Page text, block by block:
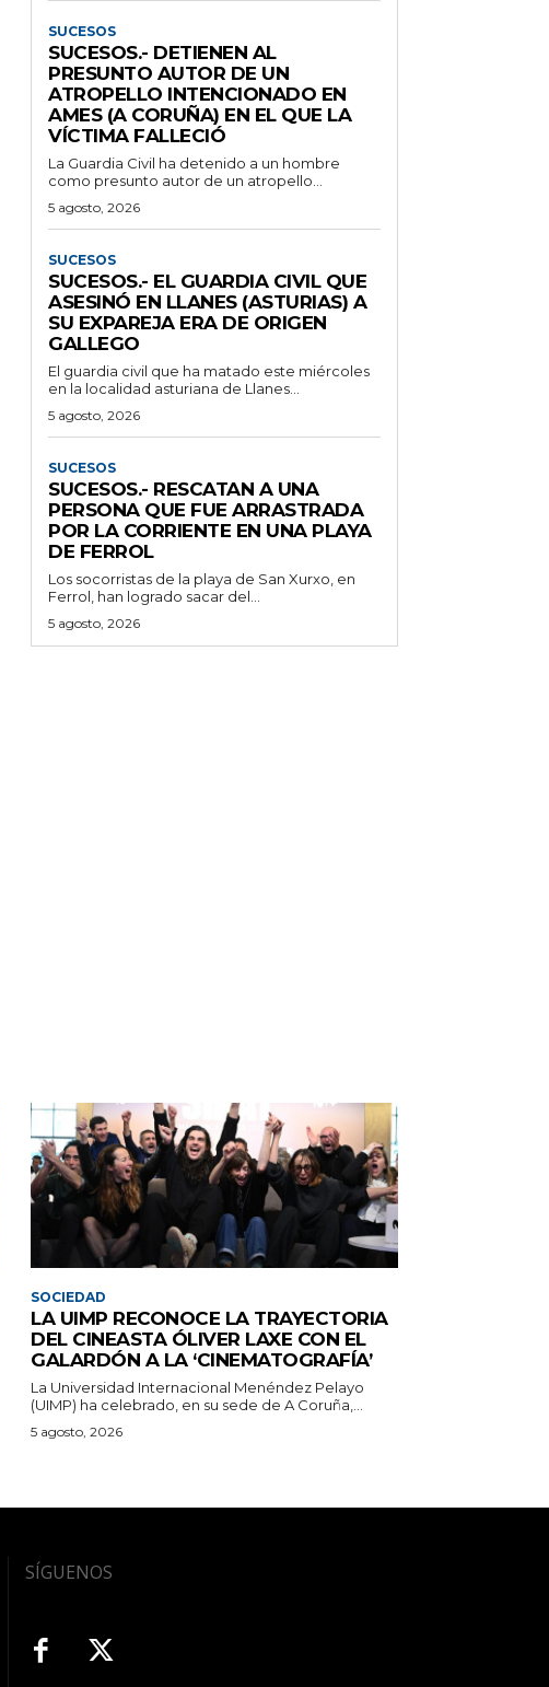
SUCESOS
SUCESOS.- DETIENEN AL
PRESUNTO AUTOR DE UN
ATROPELLO INTENCIONADO EN
AMES (A CORUÑA) EN EL QUE LA
VÍCTIMA FALLECIÓ
La Guardia Civil ha detenido a un hombre
como presunto autor de un atropello...
5 agosto, 2026
SUCESOS
SUCESOS.- EL GUARDIA CIVIL QUE
ASESINÓ EN LLANES (ASTURIAS) A
SU EXPAREJA ERA DE ORIGEN
GALLEGO
El guardia civil que ha matado este miércoles
en la localidad asturiana de Llanes...
5 agosto, 2026
SUCESOS
SUCESOS.- RESCATAN A UNA
PERSONA QUE FUE ARRASTRADA
POR LA CORRIENTE EN UNA PLAYA
DE FERROL
Los socorristas de la playa de San Xurxo, en
Ferrol, han logrado sacar del...
5 agosto, 2026
SOCIEDAD
LA UIMP RECONOCE LA TRAYECTORIA
DEL CINEASTA ÓLIVER LAXE CON EL
GALARDÓN A LA ‘CINEMATOGRAFÍA’
La Universidad Internacional Menéndez Pelayo
(UIMP) ha celebrado, en su sede de A Coruña,...
5 agosto, 2026
SÍGUENOS